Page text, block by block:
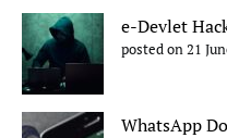
e-Devlet
posted on 21
WhatsApp